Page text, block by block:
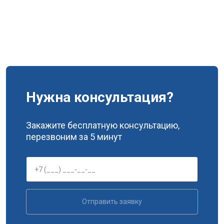
Нужна консультация?
Закажите бесплатную консультацию,
перезвоним за 5 минут
Отправить заявку